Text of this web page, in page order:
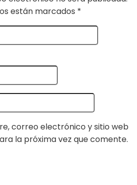
están marcados *
correo electrónico y sitio web
la próxima vez que comente.